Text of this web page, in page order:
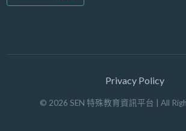
Privacy Policy
© 2026 SEN 特殊教育資訊平台 | All